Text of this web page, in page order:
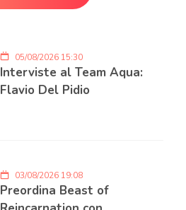
05/08/2026 15:30
Interviste al Team Aqua:
Flavio Del Pidio
03/08/2026 19:08
Preordina Beast of